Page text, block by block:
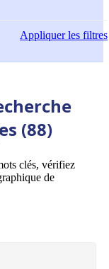
Appliquerles filtres
(88)
clés, vérifiez
de